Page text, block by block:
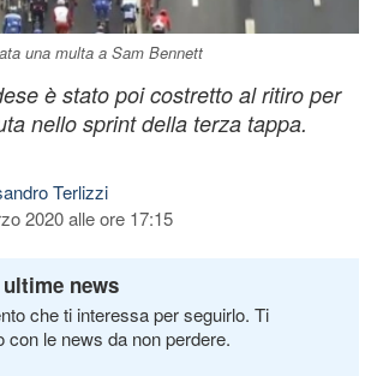
una multa a Sam Bennett
è stato poi costretto al ritiro per
nello sprint della terza tappa.
Terlizzi
2020 alle ore 17:15
news
che ti interessa per seguirlo. Ti
con le news da non perdere.